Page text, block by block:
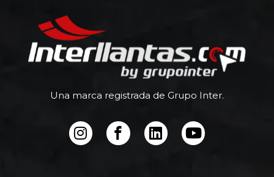
Una marca registrada de Grupo Inter.